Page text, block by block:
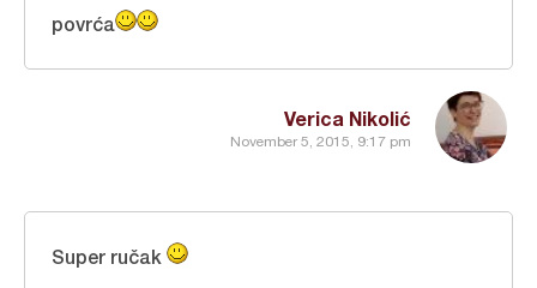
Verica Nikolić
November 5, 2015, 9:17 pm
povrća
Super ručak